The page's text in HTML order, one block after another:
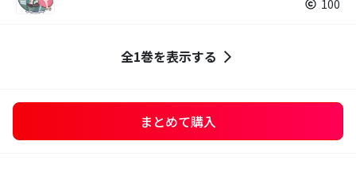
100
全1巻を表示する
まとめて購入